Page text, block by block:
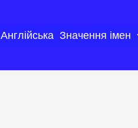
Англійська Значення імен